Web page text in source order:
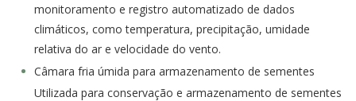
monitoramento e registro automatizado de dados
climáticos, como temperatura, precipitação, umidade
relativa do ar e velocidade do vento.
Câmara fria úmida para armazenamento de sementes
Utilizada para conservação e armazenamento de sementes